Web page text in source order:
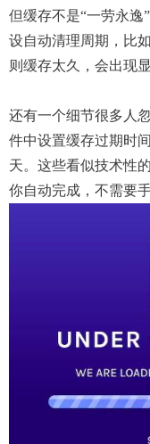
但缓存不是“一劳永逸
设自动清理周期，比
则缓存太久，会出现
还有一个细节很多人
件中设置缓存过期时
天。这些看似技术性
你自动完成，不需要